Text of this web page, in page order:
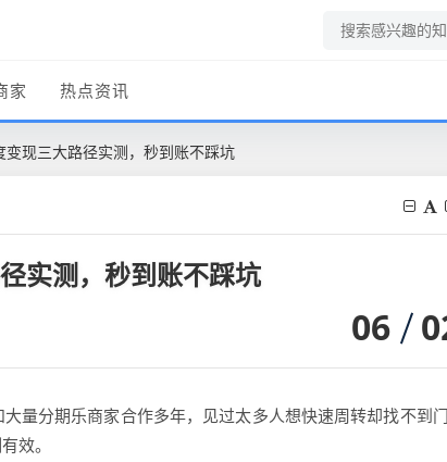
家 热点资讯
现三大路径实测，秒到账不踩坑
实测，秒到账不踩坑
06
量分期乐商家合作多年，见过太多人想快速周转却找不到门
效。